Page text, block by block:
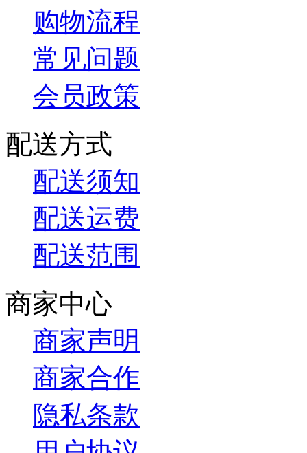
购物流程
常见问题
会员政策
配送方式
配送须知
配送运费
配送范围
商家中心
商家声明
商家合作
隐私条款